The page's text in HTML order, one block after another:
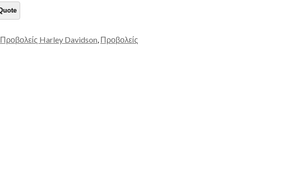
Προβολείς Harley Davidson, Προβολείς